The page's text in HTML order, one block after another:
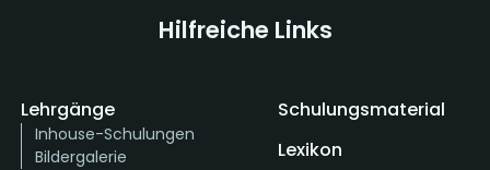
Hilfreiche Links
Lehrgänge
Inhouse-Schulungen
Bildergalerie
Schulungsmaterial
Lexikon